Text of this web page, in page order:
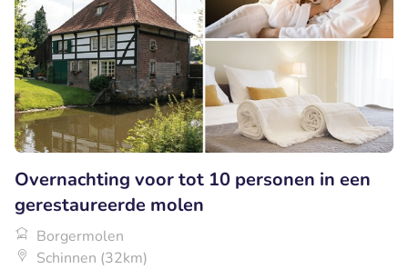
Overnachting voor tot 10 personen in een
gerestaureerde molen
Borgermolen
Schinnen (32km)